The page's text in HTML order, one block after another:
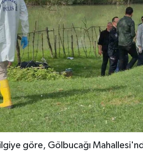
göre, Gölbucağı